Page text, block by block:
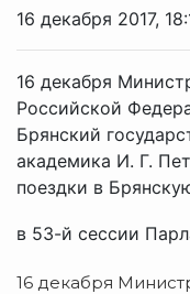
16 декабря 2017,
16 декабря
Российской
Брянский
академика И. Г.
поездки в
в 53-й сессии
16 декабря